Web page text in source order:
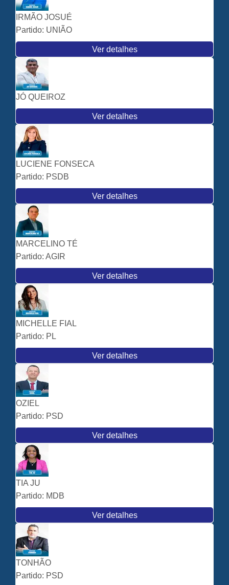
IRMÃO JOSUÉ
Partido: UNIÃO
Ver detalhes
JÓ QUEIROZ
Ver detalhes
LUCIENE FONSECA
Partido: PSDB
Ver detalhes
MARCELINO TÉ
Partido: AGIR
Ver detalhes
MICHELLE FIAL
Partido: PL
Ver detalhes
OZIEL
Partido: PSD
Ver detalhes
TIA JU
Partido: MDB
Ver detalhes
TONHÃO
Partido: PSD